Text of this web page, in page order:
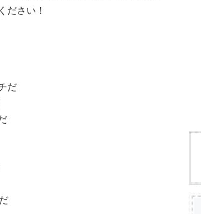
ださい！
だ